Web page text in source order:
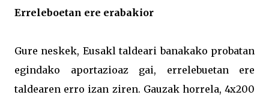
Erreleboetan ere erabakior
Gure neskek, Eusakl taldeari banakako probatan
egindako aportazioaz gai, errelebuetan ere
taldearen erro izan ziren. Gauzak horrela, 4x200